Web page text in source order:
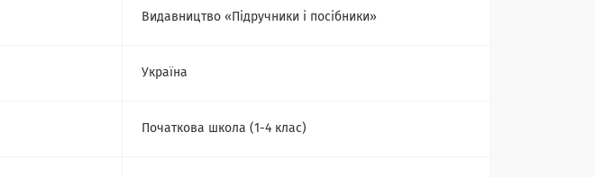
Видавництво «Підручники і посібники»
Україна
Початкова школа (1-4 клас)